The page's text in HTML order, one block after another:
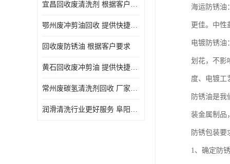
宜昌回收废清洗剂 根据客户要求
鄂州废冲剪油回收 提供快捷上门处理
回收废防锈油 根据客户要求
黄石回收废冲剪油 提供快捷上门处理
常州废碳氢清洗剂回收 厂家价格
润滑清洗行业更好服务 阜阳回收废防锈油
海运防锈油
更佳。中性
电镀防锈油
划花，不影
度、电镀工
防锈油是我
装金属制品
防锈包装要
1、确定防